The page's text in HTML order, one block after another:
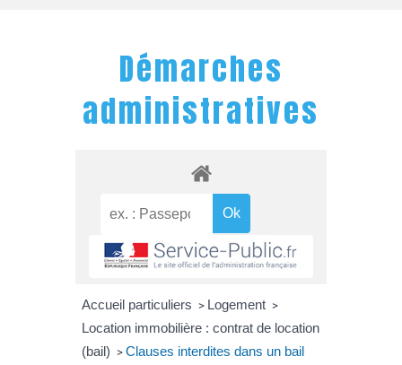
Démarches
administratives
Accueil particuliers > Logement >
Location immobilière : contrat de location
(bail) > Clauses interdites dans un bail